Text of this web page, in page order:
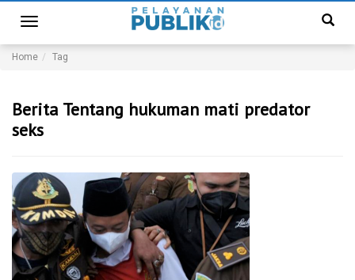
Toggle
navigation
Home Tag
Berita Tentang hukuman mati predator
seks